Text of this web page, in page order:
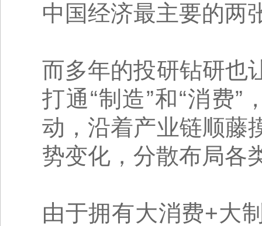
中国经济最主要的两
而多年的投研钻研也
打通“制造”和“消费”
动，沿着产业链顺藤
势变化，分散布局各
由于拥有大消费+大